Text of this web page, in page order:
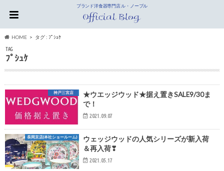
ブランド洋食器専門店 ル・ノーブル
HOME タグ : ﾌﾟｼｭｹ
TAG
ﾌﾟｼｭｹ
神戸三宮店
★ウエッジウッド★据え置きSALE9/30ま
で！
2021.09.07
長岡京店(本社ショールーム)
ウェッジウッドの人気シリーズが新入荷
＆再入荷❣
2021.05.17